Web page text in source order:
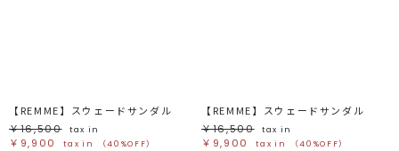
【REMME】スウェードサンダル
￥16,500
tax in
￥9,900 tax in （40%OFF）
【REMME】スウェードサンダル
￥16,500
tax in
￥9,900 tax in （40%OFF）